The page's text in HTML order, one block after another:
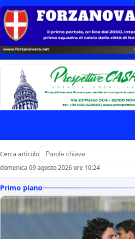
Cerca articolo
domenica 09 agosto 2026 ore 10:24
Primo piano